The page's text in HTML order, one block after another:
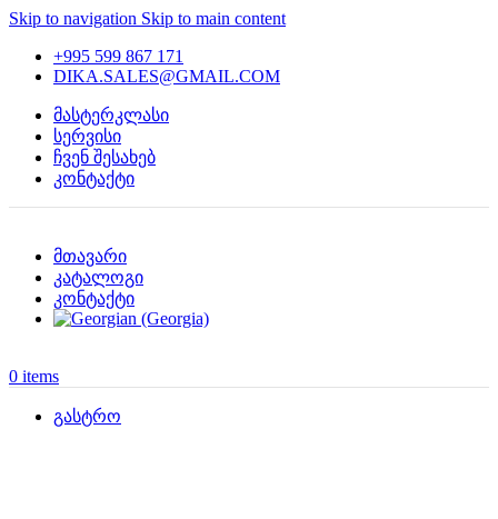
Skip to navigation Skip to main content
+995 599 867 171
DIKA.SALES@GMAIL.COM
მასტერკლასი
სერვისი
ჩვენ შესახებ
კონტაქტი
მთავარი
კატალოგი
კონტაქტი
0 items
გასტრო